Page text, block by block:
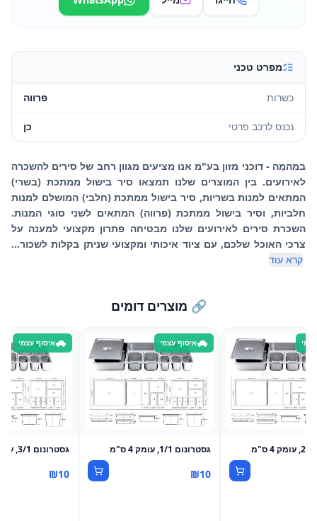
מפרט טכני
כשרות פרווה
נכנס לרכב פרטי כן
במֵהמֵה - דוכני מזון בע"מ אנו מציעים מגוון רחב של סירים להשכרה
לאירועים. בין המוצרים שלנו תמצאו סיר בישול ממתכת (בשרי)
המתאים למנות בשריות, סיר בישול ממתכת (חלבי) המושלם למנות
חלביות, וסיר בישול ממתכת (פרווה) המתאים לשני סוגי המנות.
השכרת סירים לאירועים שלנו מבטיחה פתרון מקצועי למענה על
צרכי האוכל שלכם, עם ציוד איכותי ומקצועי שניתן בקלות לשכור...
קרא עוד
🔗 מוצרים דומים
איסוף עצמי
גסטרונום 1/1, עומק 4 ס"מ
₪10
איסוף עצמי
גסטרונום 3/1, עומק 15 ס"מ
₪10